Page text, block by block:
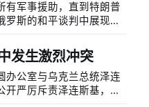
有军事援助，直到特朗普
罗斯的和平谈判中展现出
。」这一决定是在上周
烈争执之后做出的。
发生激烈冲突
办公室与乌克兰总统泽连
开严厉斥责泽连斯基，并